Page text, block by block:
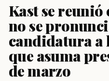
Kast se reunió
no se
candidatura a
que asuma
de marzo